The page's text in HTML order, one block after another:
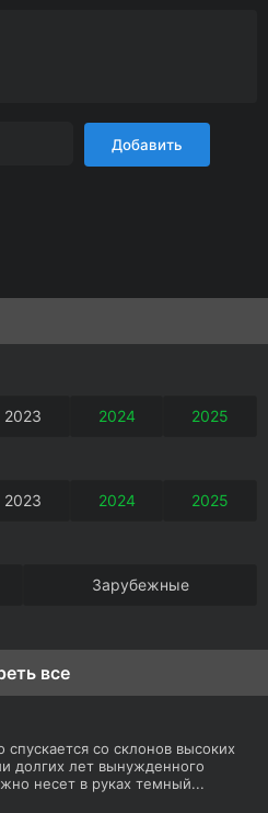
Добавить
2023 2024 2025
2023 2024 2025
Зарубежные
все
со склонов высоких
долгих лет вынужденного
несет в руках темный...